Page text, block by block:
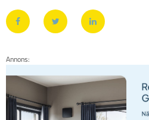
Annons: